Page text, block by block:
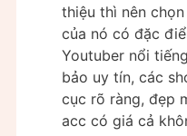
thiệu thì nên
của nó có đặc
Youtuber nổi
bảo uy tín, các
cục rõ ràng, đẹp
acc có giá cả